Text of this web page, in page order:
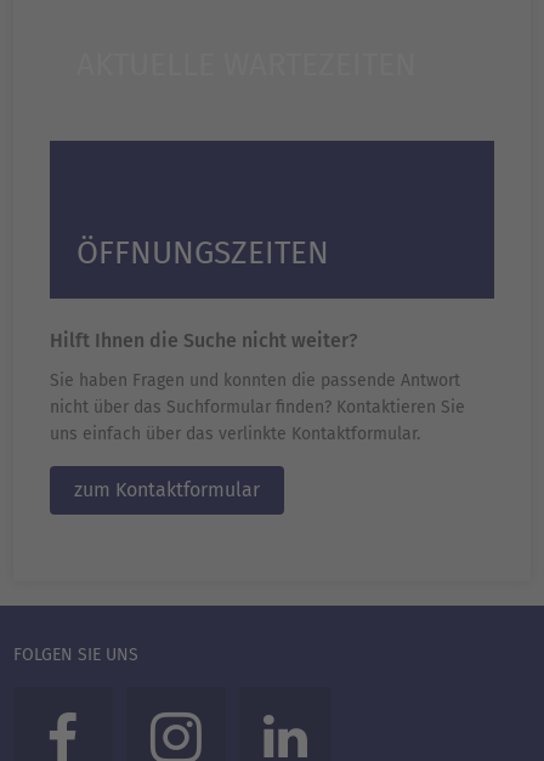
ÖFFNUNGSZEITEN
Hilft Ihnen die Suche nicht weiter?
Sie haben Fragen und konnten die passende Antwort
nicht über das Suchformular finden? Kontaktieren Sie
uns einfach über das verlinkte Kontaktformular.
zum Kontaktformular
FOLGEN SIE UNS